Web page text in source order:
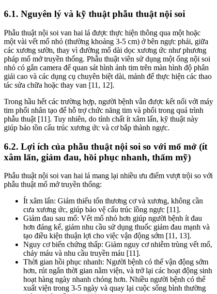
6.1. Nguyên lý và kỹ thuật phẫu thuật nội soi
Phẫu thuật nội soi van hai lá được thực hiện thông qua một hoặc
một vài vết mổ nhỏ (thường khoảng 3-5 cm) ở bên ngực phải, giữa
các xương sườn, thay vì đường mổ dài dọc xương ức như phương
pháp mổ mở truyền thống. Phẫu thuật viên sử dụng một ống nội soi
nhỏ có gắn camera để quan sát hình ảnh tim trên màn hình độ phân
giải cao và các dụng cụ chuyên biệt dài, mảnh để thực hiện các thao
tác sửa chữa hoặc thay van [11, 12].
Trong hầu hết các trường hợp, người bệnh vẫn được kết nối với máy
tim phổi nhân tạo để hỗ trợ chức năng tim và phổi trong quá trình
phẫu thuật [11]. Tuy nhiên, do tính chất ít xâm lấn, kỹ thuật này
giúp bảo tồn cấu trúc xương ức và cơ bắp thành ngực.
6.2. Lợi ích của phẫu thuật nội soi so với mổ mở (ít
xâm lấn, giảm đau, hồi phục nhanh, thẩm mỹ)
Phẫu thuật nội soi van hai lá mang lại nhiều ưu điểm vượt trội so với
phẫu thuật mổ mở truyền thống:
Ít xâm lấn: Giảm thiểu tổn thương cơ và xương, không cần
cưa xương ức, giúp bảo vệ cấu trúc lồng ngực [11].
Giảm đau sau mổ: Vết mổ nhỏ hơn giúp người bệnh ít đau
hơn đáng kể, giảm nhu cầu sử dụng thuốc giảm đau mạnh và
tạo điều kiện thuận lợi cho việc vận động sớm [11, 13].
Nguy cơ biến chứng thấp: Giảm nguy cơ nhiễm trùng vết mổ,
chảy máu và nhu cầu truyền máu [11].
Thời gian hồi phục nhanh: Người bệnh có thể vận động sớm
hơn, rút ngắn thời gian nằm viện, và trở lại các hoạt động sinh
hoạt hàng ngày nhanh chóng hơn. Nhiều người bệnh có thể
xuất viện trong 3-5 ngày và quay lại cuộc sống bình thường